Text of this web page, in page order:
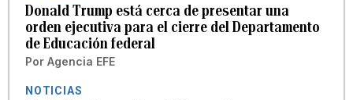
Donald Trump está cerca de presentar una
orden ejecutiva para el cierre del Departamento
de Educación federal
Por Agencia EFE
NOTICIAS